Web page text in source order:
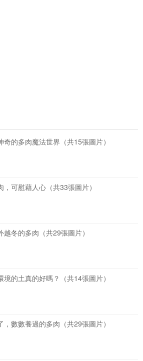
奇的多肉魔法世界（共15張圖片）
，可慰藉人心（共33張圖片）
越冬的多肉（共29張圖片）
境的土真的好嗎？（共14張圖片）
，數數養過的多肉（共29張圖片）